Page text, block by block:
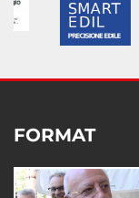
FORMAT